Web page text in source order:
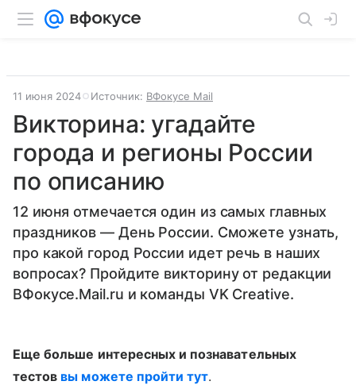
11 июня 2024 Источник: ВФокусе Mail
Викторина: угадайте
города и регионы России
по описанию
12 июня отмечается один из самых главных
праздников — День России. Сможете узнать,
про какой город России идет речь в наших
вопросах? Пройдите викторину от редакции
ВФокусе.Mail.ru и команды VK Creative.
Еще больше интересных и познавательных
тестов вы можете пройти тут.